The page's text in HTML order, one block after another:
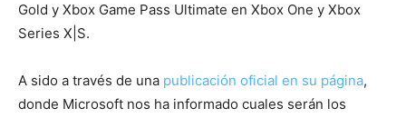
Gold y Xbox Game Pass Ultimate en Xbox One y Xbox
Series X|S.
A sido a través de una publicación oficial en su página,
donde Microsoft nos ha informado cuales serán los